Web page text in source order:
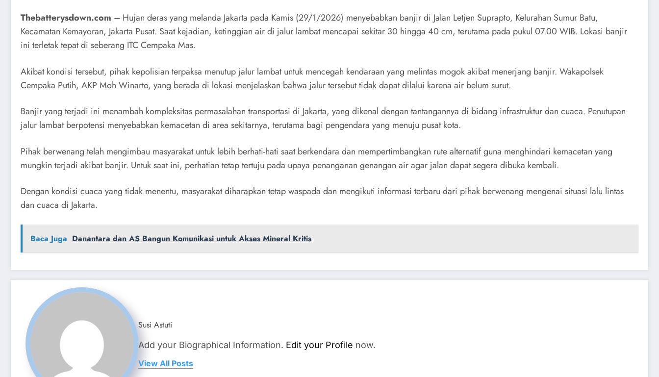
Thebatterysdown.com – Hujan deras yang melanda Jakarta pada Kamis (29/1/2026) menyebabkan banjir di Jalan Letjen Suprapto, Kelurahan Sumur Batu,
Kecamatan Kemayoran, Jakarta Pusat. Saat kejadian, ketinggian air di jalur lambat mencapai sekitar 30 hingga 40 cm, terutama pada pukul 07.00 WIB. Lokasi banjir
ini terletak tepat di seberang ITC Cempaka Mas.
Akibat kondisi tersebut, pihak kepolisian terpaksa menutup jalur lambat untuk mencegah kendaraan yang melintas mogok akibat menerjang banjir. Wakapolsek
Cempaka Putih, AKP Moh Winarto, yang berada di lokasi menjelaskan bahwa jalur tersebut tidak dapat dilalui karena air belum surut.
Banjir yang terjadi ini menambah kompleksitas permasalahan transportasi di Jakarta, yang dikenal dengan tantangannya di bidang infrastruktur dan cuaca. Penutupan
jalur lambat berpotensi menyebabkan kemacetan di area sekitarnya, terutama bagi pengendara yang menuju pusat kota.
Pihak berwenang telah mengimbau masyarakat untuk lebih berhati-hati saat berkendara dan mempertimbangkan rute alternatif guna menghindari kemacetan yang
mungkin terjadi akibat banjir. Untuk saat ini, perhatian tetap tertuju pada upaya penanganan genangan air agar jalan dapat segera dibuka kembali.
Dengan kondisi cuaca yang tidak menentu, masyarakat diharapkan tetap waspada dan mengikuti informasi terbaru dari pihak berwenang mengenai situasi lalu lintas
dan cuaca di Jakarta.
Baca Juga Danantara dan AS Bangun Komunikasi untuk Akses Mineral Kritis
Susi Astuti
Add your Biographical Information. Edit your Profile now.
View All Posts